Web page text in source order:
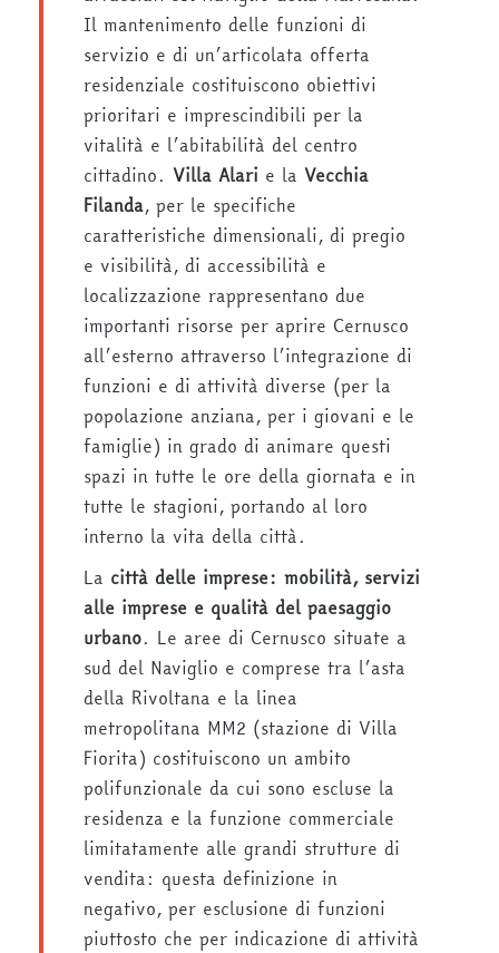
Il mantenimento delle funzioni di
servizio e di un’articolata offerta
residenziale costituiscono obiettivi
prioritari e imprescindibili per la
vitalità e l’abitabilità del centro
cittadino. Villa Alari e la Vecchia
Filanda, per le specifiche
caratteristiche dimensionali, di pregio
e visibilità, di accessibilità e
localizzazione rappresentano due
importanti risorse per aprire Cernusco
all’esterno attraverso l’integrazione di
funzioni e di attività diverse (per la
popolazione anziana, per i giovani e le
famiglie) in grado di animare questi
spazi in tutte le ore della giornata e in
tutte le stagioni, portando al loro
interno la vita della città.
La città delle imprese: mobilità, servizi
alle imprese e qualità del paesaggio
urbano. Le aree di Cernusco situate a
sud del Naviglio e comprese tra l’asta
della Rivoltana e la linea
metropolitana MM2 (stazione di Villa
Fiorita) costituiscono un ambito
polifunzionale da cui sono escluse la
residenza e la funzione commerciale
limitatamente alle grandi strutture di
vendita: questa definizione in
negativo, per esclusione di funzioni
piuttosto che per indicazione di attività